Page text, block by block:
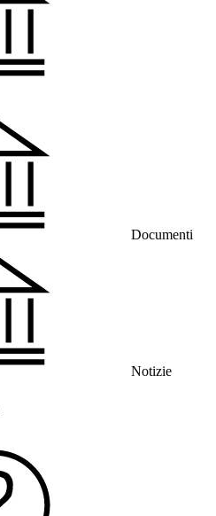
Documenti
Notizie